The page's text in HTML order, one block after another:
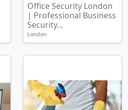
Office Security London
| Professional Business
Security...
London